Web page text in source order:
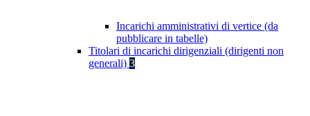
Incarichi amministrativi di vertice (da
pubblicare in tabelle)
Titolari di incarichi dirigenziali (dirigenti non
generali) 3